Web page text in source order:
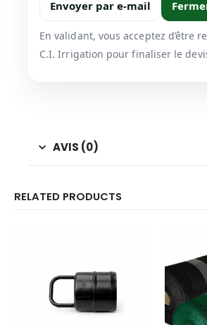
Envoyer par e-mail
En validant, vous acceptez d’être
C.I. Irrigation pour finaliser le
AVIS (0)
RELATED PRODUCTS